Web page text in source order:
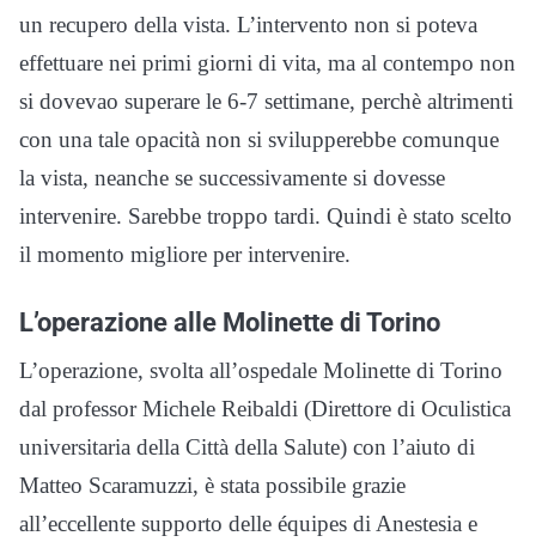
un recupero della vista. L’intervento non si poteva
effettuare nei primi giorni di vita, ma al contempo non
si dovevao superare le 6-7 settimane, perchè altrimenti
con una tale opacità non si svilupperebbe comunque
la vista, neanche se successivamente si dovesse
intervenire. Sarebbe troppo tardi. Quindi è stato scelto
il momento migliore per intervenire.
L’operazione alle Molinette di Torino
L’operazione, svolta all’ospedale Molinette di Torino
dal professor Michele Reibaldi (Direttore di Oculistica
universitaria della Città della Salute) con l’aiuto di
Matteo Scaramuzzi, è stata possibile grazie
all’eccellente supporto delle équipes di Anestesia e